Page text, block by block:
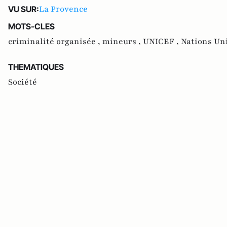
VU SUR:La Provence
MOTS-CLES
criminalité organisée , mineurs , UNICEF , Nations
THEMATIQUES
Société